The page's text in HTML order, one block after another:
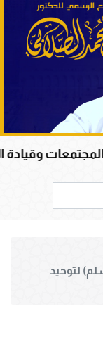
إلى الحق
لتوحيد